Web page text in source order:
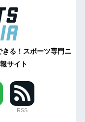
る！スポーツ専門ニ
サイト
RSS